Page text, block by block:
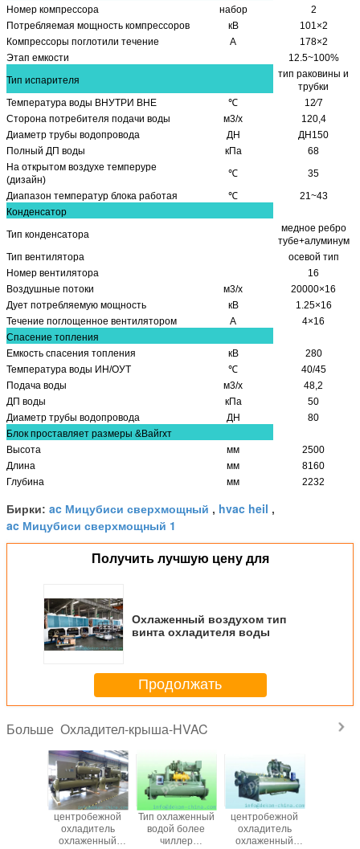
Номер компрессора
набор
2
Потребляемая мощность компрессоров
кВ
101×2
Компрессоры поглотили течение
А
178×2
Этап емкости
12.5~100%
Тип испарителя
тип раковины и
трубки
Температура воды ВНУТРИ ВНЕ
℃
12∕7
Сторона потребителя подачи воды
м3/х
120,4
Диаметр трубы водопровода
ДН
ДН150
Полный ДП воды
кПа
68
На открытом воздухе темперуре
(дизайн)
℃
35
Диапазон температур блока работая
℃
21~43
Конденсатор
Тип конденсатора
медное ребро
тубе+алуминум
Тип вентилятора
осевой тип
Номер вентилятора
16
Воздушные потоки
м3/х
20000×16
Дует потребляемую мощность
кВ
1.25×16
Течение поглощенное вентилятором
А
4×16
Спасение топления
Емкость спасения топления
кВ
280
Температура воды ИН/ОУТ
℃
40/45
Подача воды
м3/х
48,2
ДП воды
кПа
50
Диаметр трубы водопровода
ДН
80
Блок проставляет размеры &Вайгхт
Высота
мм
2500
Длина
мм
8160
Глубина
мм
2232
ПРЕДОХРАНИТЕЛЬНОЕ УСТРОЙСТВО
& АКСЕССУАР
Переключатель давления (высокий,
низкий); Легкоплавкая пробка;
Электронное излишек реле тока
протетион замораживания; Вавле
безопасности
Бирки: ac Мицубиси сверхмощный , hvac heil ,
ac Мицубиси сверхмощный 1
Получить лучшую цену для
Охлаженный воздухом тип
винта охладителя воды
Продолжать
Больше Охладител-крыша-HVAC
центробежной
охладитель
охлаженный
Тип охлаженный
водой более
чиллер
центробежной
охладитель
охлаженный